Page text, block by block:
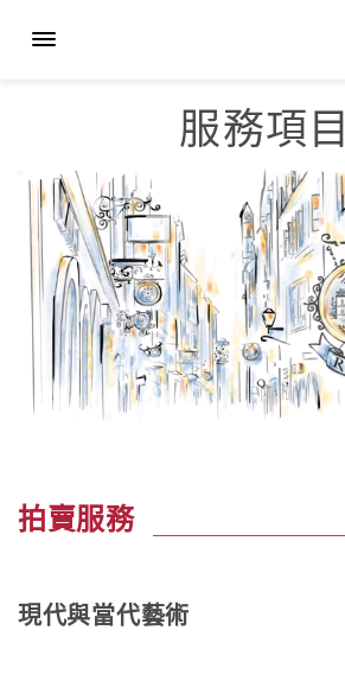
服務項目
拍賣服務
現代與當代藝術